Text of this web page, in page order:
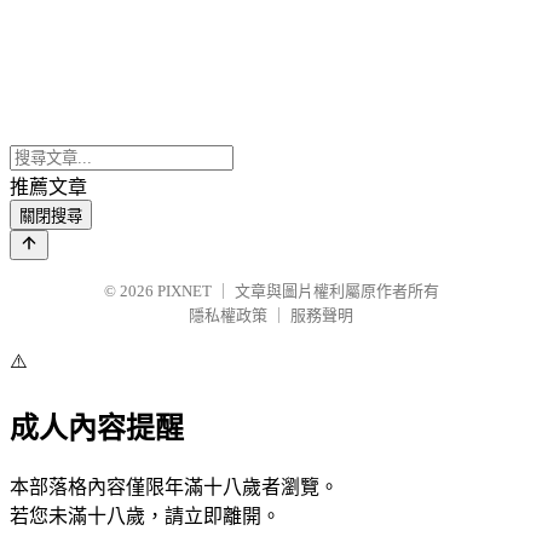
推薦文章
關閉搜尋
© 2026 PIXNET
文章與圖片權利屬原作者所有
隱私權政策
服務聲明
⚠️
成人內容提醒
本部落格內容僅限年滿十八歲者瀏覽。
若您未滿十八歲，請立即離開。